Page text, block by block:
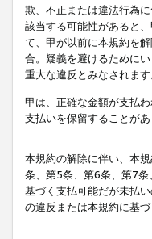
欺、不正または違法行為
該当する可能性があると
て、甲が以前に本規約を
合。疑義を避けるために
重大な違反とみなされます
甲は、正確な金額が支払
支払いを保留することがあ
本規約の解除に伴い、本
条、第5条、第6条、第7
基づく支払可能だが未払
の違反または本規約に基